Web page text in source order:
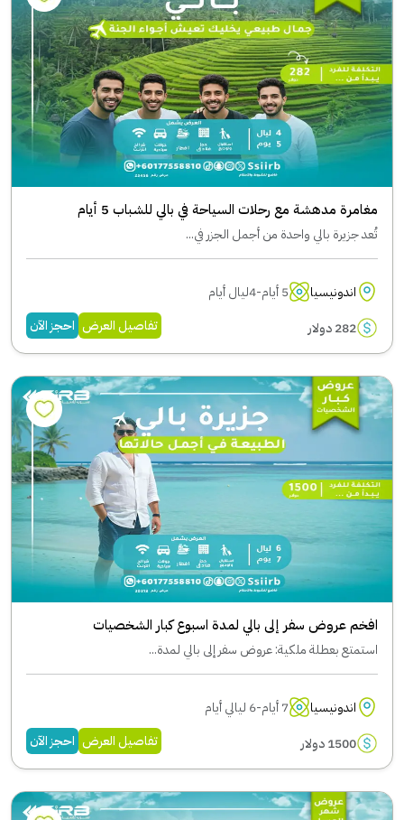
مغامرة مدهشة مع رحلات السياحة في بالي للشباب 5 أيام
تُعد جزيرة بالي واحدة من أجمل الجزر في...
اندونيسيا
5 أيام-4ليال أيام
282 دولار
تفاصيل العرض احجز الآن
افخم عروض سفر إلى بالي لمدة اسبوع كبار الشخصيات
استمتع بعطلة ملكية: عروض سفر إلى بالي لمدة...
اندونيسيا
7 أيام-6 ليالي أيام
1500 دولار
تفاصيل العرض احجز الآن